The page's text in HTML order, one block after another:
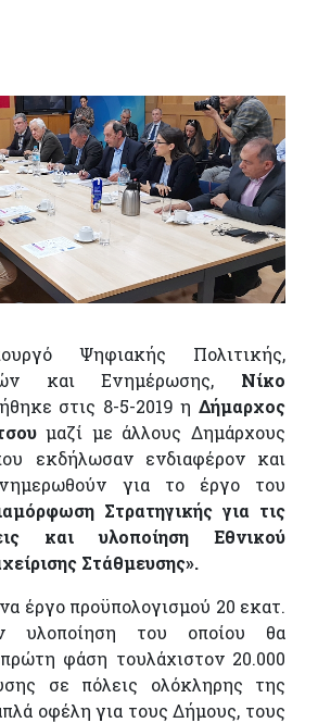
Ψηφιακής Πολιτικής,
και Ενημέρωσης, Νίκο
στις 8-5-2019 η Δήμαρχος
μαζί με άλλους Δημάρχους
εκδήλωσαν ενδιαφέρον και
για το έργο του
Στρατηγικής για τις
και υλοποίηση Εθνικού
Στάθμευσης».
έργο προϋπολογισμού 20 εκατ.
υλοποίηση του οποίου θα
φάση τουλάχιστον 20.000
σε πόλεις ολόκληρης της
οφέλη για τους Δήμους, τους